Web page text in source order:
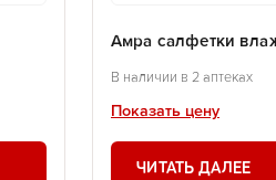
Амра салфетки
В наличии в 2 аптеках
Показать цену
ЧИТАТЬ ДАЛЕЕ